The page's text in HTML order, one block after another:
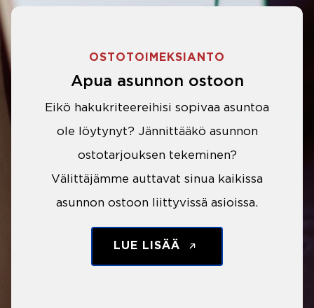
OSTOTOIMEKSIANTO
Apua asunnon ostoon
Eikö hakukriteereihisi sopivaa asuntoa
ole löytynyt? Jännittääkö asunnon
ostotarjouksen tekeminen?
Välittäjämme auttavat sinua kaikissa
asunnon ostoon liittyvissä asioissa.
LUE LISÄÄ